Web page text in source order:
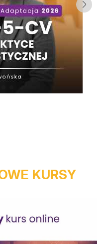
KURSY